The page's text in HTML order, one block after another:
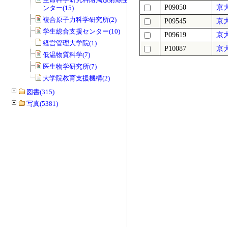
ンター(15)
複合原子力科学研究所(2)
学生総合支援センター(10)
経営管理大学院(1)
低温物質科学(7)
医生物学研究所(7)
大学院教育支援機構(2)
図書(315)
写真(5381)
P09050
京
P09545
京
P09619
京
P10087
京